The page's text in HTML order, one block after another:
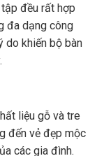
đều rất hợp
đa dạng công
do khiến bộ bàn
liệu gỗ và tre
đến vẻ đẹp mộc
các gia đình.